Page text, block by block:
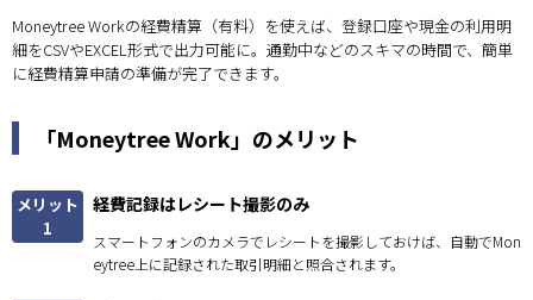
Moneytree Workの経費精算（有料）を使えば、登録口座や現金の利用明
細をCSVやEXCEL形式で出力可能に。通勤中などのスキマの時間で、簡単
に経費精算申請の準備が完了できます。
「Moneytree Work」のメリット
メリット
1
経費記録はレシート撮影のみ
スマートフォンのカメラでレシートを撮影しておけば、自動でMon
eytree上に記録された取引明細と照合されます。